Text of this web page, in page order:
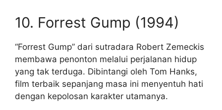
10. Forrest Gump (1994)
“Forrest Gump” dari sutradara Robert Zemeckis
membawa penonton melalui perjalanan hidup
yang tak terduga. Dibintangi oleh Tom Hanks,
film terbaik sepanjang masa ini menyentuh hati
dengan kepolosan karakter utamanya.